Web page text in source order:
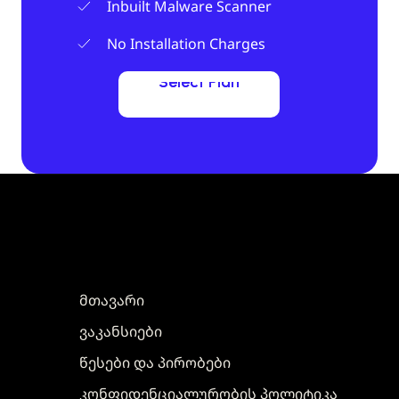
Inbuilt Malware Scanner
No Installation Charges
Select Plan
Select Plan
მთავარი
ვაკანსიები
წესები და პირობები
კონფიდენციალურობის პოლიტიკა